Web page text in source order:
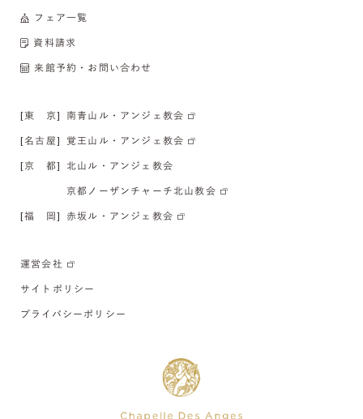
フェア一覧
資料請求
来館予約・お問い合わせ
[東 京] 南青山ル・アンジェ教会
[名古屋] 覚王山ル・アンジェ教会
[京 都] 北山ル・アンジェ教会
京都ノーザンチャーチ北山教会
[福 岡] 赤坂ル・アンジェ教会
運営会社
サイトポリシー
プライバシーポリシー